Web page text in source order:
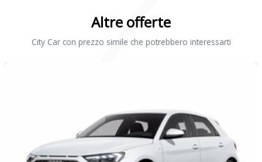
Altre offerte
City Car con prezzo simile che potrebbero interessarti